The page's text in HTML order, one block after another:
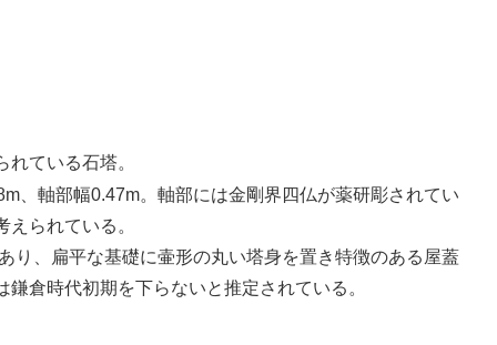
ている石塔。
軸部幅0.47m。軸部には金剛界四仏が薬研彫されてい
られている。
、扁平な基礎に壷形の丸い塔身を置き特徴のある屋蓋
倉時代初期を下らないと推定されている。